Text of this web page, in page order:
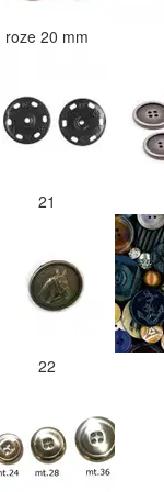
roze 20 mm
21
22